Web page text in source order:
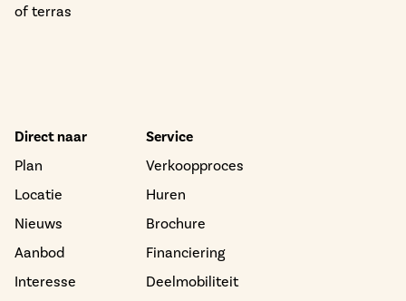
of terras
Direct naar
Plan
Locatie
Nieuws
Aanbod
Interesse
Service
Verkoopproces
Huren
Brochure
Financiering
Deelmobiliteit